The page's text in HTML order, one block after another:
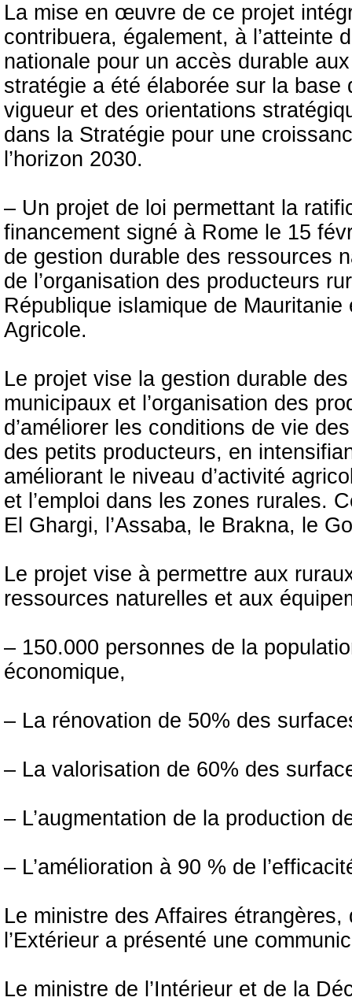
La mise en œuvre de ce projet
contribuera, également, à l’atteinte
nationale pour un accès durable
stratégie a été élaborée sur la
vigueur et des orientations
dans la Stratégie pour une
l’horizon 2030.
– Un projet de loi permettant la
financement signé à Rome le 15
de gestion durable des ressources
de l’organisation des producteurs
République islamique de
Agricole.
Le projet vise la gestion durable
municipaux et l’organisation des
d’améliorer les conditions de vie
des petits producteurs, en
améliorant le niveau d’activité
et l’emploi dans les zones rurales.
El Ghargi, l’Assaba, le Brakna, le
Le projet vise à permettre aux
ressources naturelles et aux
– 150.000 personnes de la
économique,
– La rénovation de 50% des
– La valorisation de 60% des
– L’augmentation de la production
– L’amélioration à 90 % de
Le ministre des Affaires
l’Extérieur a présenté une
Le ministre de l’Intérieur et de la